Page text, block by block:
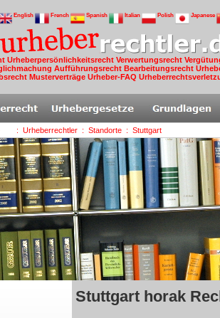
English French Spanish Italian Polish Japanese
Urheberpersönlichkeitsrecht Verwertungsrecht
Aufführungsrecht Bearbeitungsrecht
Musterverträge Urheber-FAQ
: Urheberrechtler : Standorte : Stuttgart
Stuttgart horak